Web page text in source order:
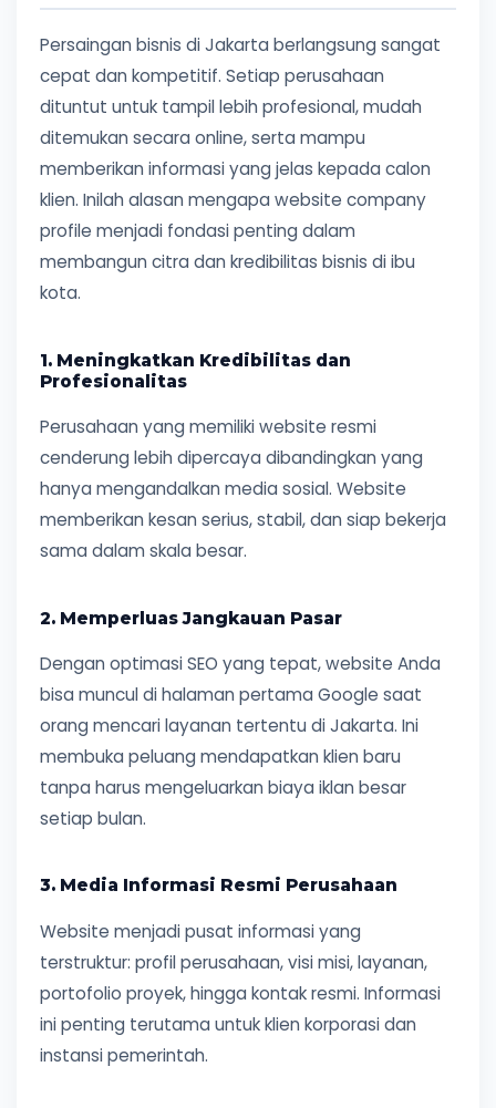
Persaingan bisnis di Jakarta berlangsung sangat
cepat dan kompetitif. Setiap perusahaan
dituntut untuk tampil lebih profesional, mudah
ditemukan secara online, serta mampu
memberikan informasi yang jelas kepada calon
klien. Inilah alasan mengapa website company
profile menjadi fondasi penting dalam
membangun citra dan kredibilitas bisnis di ibu
kota.
1. Meningkatkan Kredibilitas dan
Profesionalitas
Perusahaan yang memiliki website resmi
cenderung lebih dipercaya dibandingkan yang
hanya mengandalkan media sosial. Website
memberikan kesan serius, stabil, dan siap bekerja
sama dalam skala besar.
2. Memperluas Jangkauan Pasar
Dengan optimasi SEO yang tepat, website Anda
bisa muncul di halaman pertama Google saat
orang mencari layanan tertentu di Jakarta. Ini
membuka peluang mendapatkan klien baru
tanpa harus mengeluarkan biaya iklan besar
setiap bulan.
3. Media Informasi Resmi Perusahaan
Website menjadi pusat informasi yang
terstruktur: profil perusahaan, visi misi, layanan,
portofolio proyek, hingga kontak resmi. Informasi
ini penting terutama untuk klien korporasi dan
instansi pemerintah.